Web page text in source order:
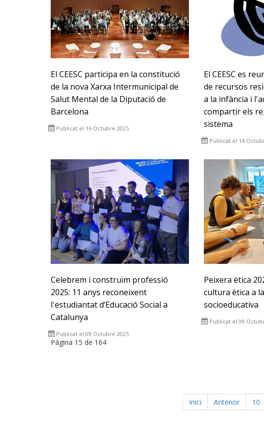
El CEESC participa en la constitució
de la nova Xarxa Intermunicipal de
Salut Mental de la Diputació de
Barcelona
Publicat el 16 Octubre 2025
El CEESC es
de recursos
a la infància i
compartir els
sistema
Publicat el 14
Celebrem i construïm professió
2025: 11 anys reconeixent
l'estudiantat d’Educació Social a
Catalunya
Publicat el 09 Octubre 2025
Peixera ètica
cultura ètica a
socioeducativa
Publicat el 09
Pàgina 15 de 164
Inici Anterior 10